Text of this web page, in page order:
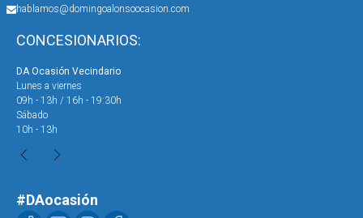
hablamos@domingoalonsoocasion.com
CONCESIONARIOS:
DA Ocasión Vecindario
Lunes a viernes
09h - 13h / 16h - 19:30h
Sábado
10h - 13h
#DAocasión